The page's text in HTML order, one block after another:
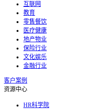
互联网
教育
零售餐饮
医疗健康
地产物业
保险行业
文化娱乐
金融行业
客户案例
资源中心
HR科学院